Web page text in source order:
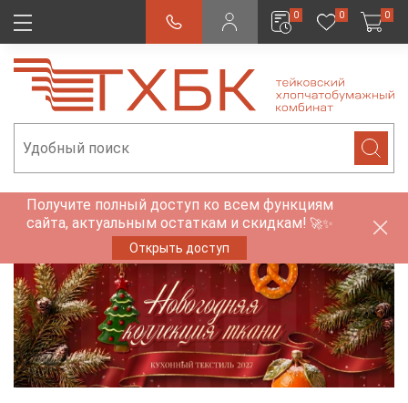
0 0 0
Получите полный доступ ко всем функциям
сайта, актуальным остаткам и скидкам! 🚀✨
Открыть доступ